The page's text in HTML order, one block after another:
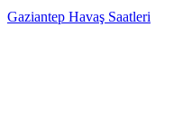
Gaziantep Havaş Saatleri